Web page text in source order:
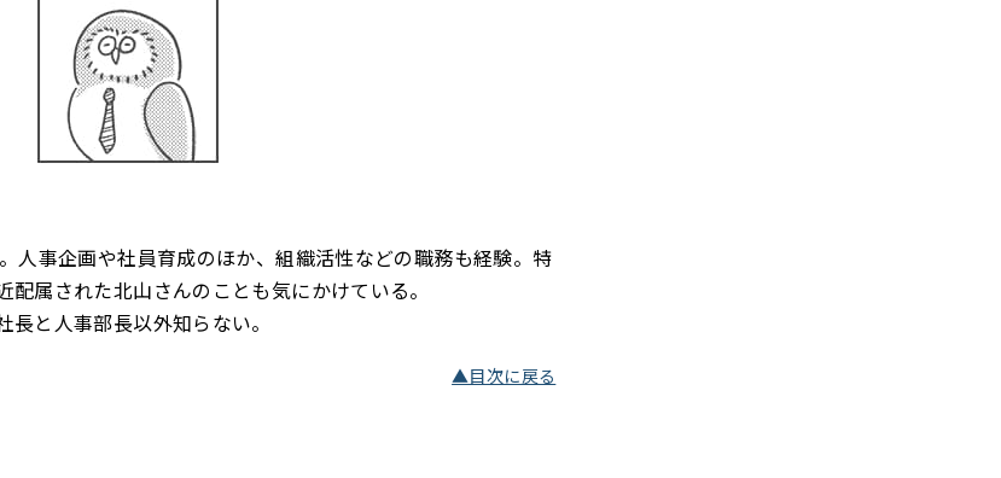
人事企画や社員育成のほか、組織活性などの職務も経験。特
属された北山さんのことも気にかけている。
と人事部長以外知らない。
▲目次に戻る